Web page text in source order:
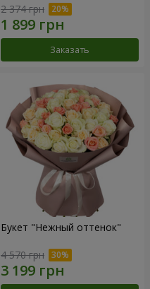
2 374 грн
Заказать
Букет "Нежный оттенок"
4 570 грн